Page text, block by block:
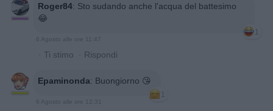
Roger84: Sto sudando anche l'acqua del battesimo
😂
1
6 Agosto alle ore 11:47
· Ti stimo · Rispondi
Epaminonda: Buongiorno 😘
1
6 Agosto alle ore 12:31